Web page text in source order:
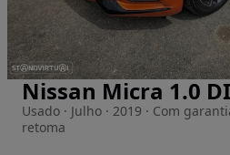
Imagem 1 de 23
Nissan Micra 1.0
Usado · Julho · 2019 · Com
retoma